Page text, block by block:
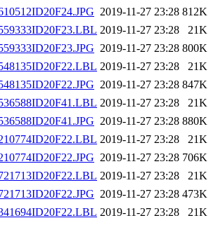
2019-11-27 23:28 812K
2019-11-27 23:28
21K
2019-11-27 23:28 800K
2019-11-27 23:28
21K
2019-11-27 23:28 847K
2019-11-27 23:28
21K
2019-11-27 23:28 880K
2019-11-27 23:28
21K
2019-11-27 23:28 706K
2019-11-27 23:28
21K
2019-11-27 23:28 473K
2019-11-27 23:28
21K